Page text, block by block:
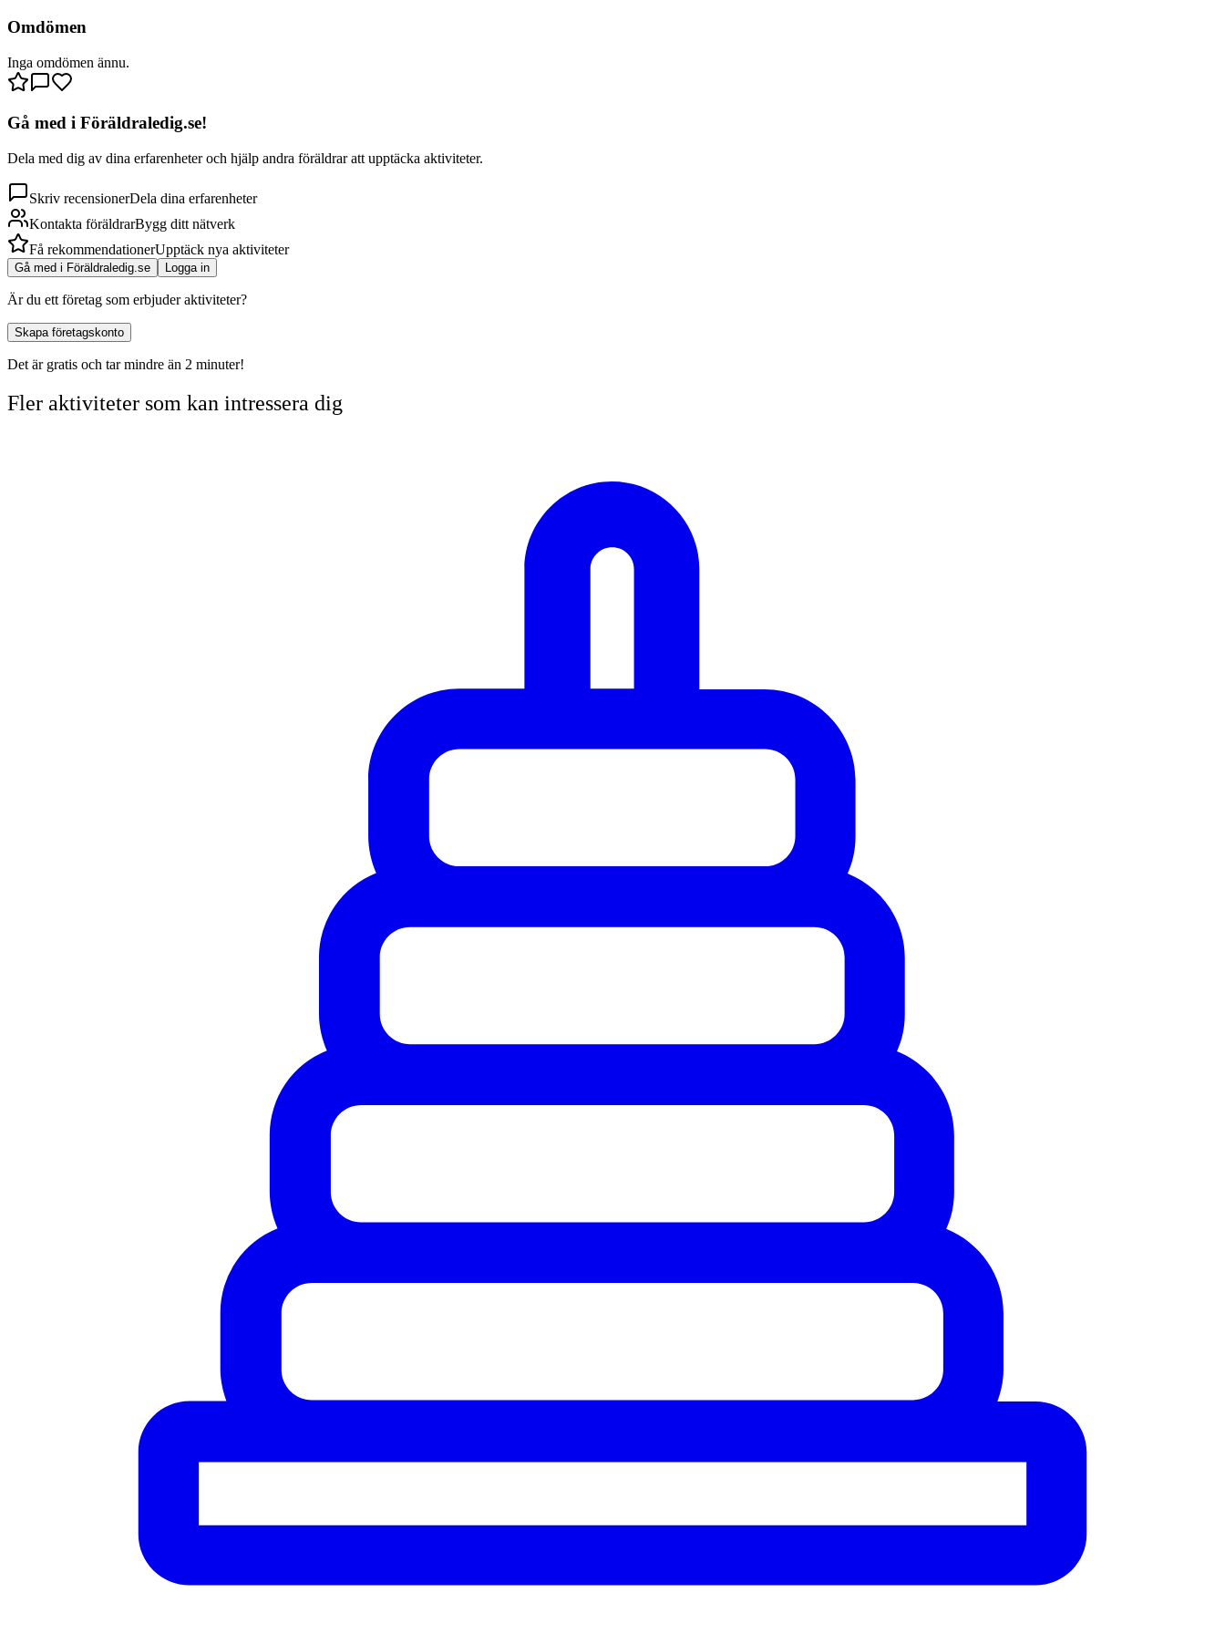
Omdömen
Inga omdömen ännu.
Gå med i Föräldraledig.se!
Dela med dig av dina erfarenheter och hjälp andra föräldrar att upptäcka aktiviteter.
Skriv recensionerDela dina erfarenheter
Kontakta föräldrarBygg ditt nätverk
Få rekommendationerUpptäck nya aktiviteter
Gå med i Föräldraledig.se Logga in
Är du ett företag som erbjuder aktiviteter?
Skapa företagskonto
Det är gratis och tar mindre än 2 minuter!
Fler aktiviteter som kan intressera dig